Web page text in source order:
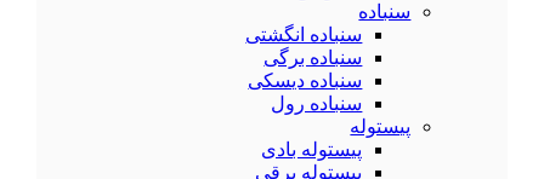
سنباده
سنباده انگشتی
سنباده برگی
سنباده دیسکی
سنباده رول
پیستوله
پیستوله بادی
پیستوله برقی